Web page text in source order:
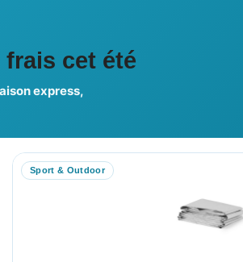
cet été
express,
Sport & Outdoor
Nos